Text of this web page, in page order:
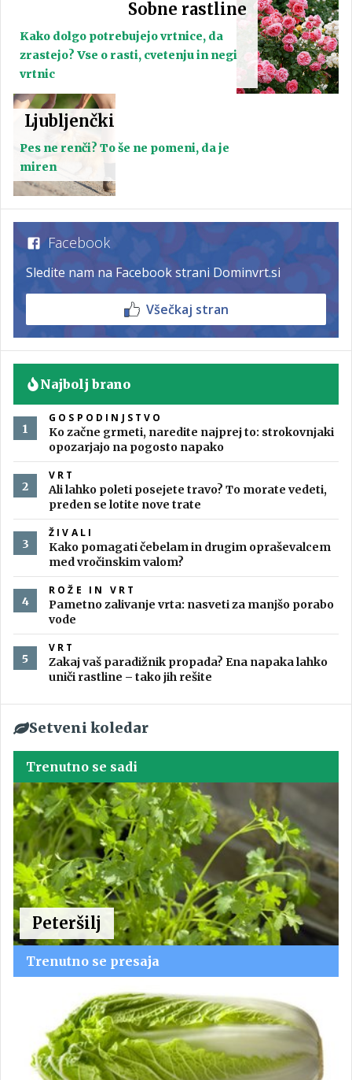
Sobne rastline
Kako dolgo potrebujejo vrtnice, da
zrastejo? Vse o rasti, cvetenju in negi
vrtnic
Ljubljenčki
Pes ne renči? To še ne pomeni, da je
miren
Facebook
Sledite nam na Facebook strani Dominvrt.si
Všečkaj stran
Najbolj brano
GOSPODINJSTVO
Ko začne grmeti, naredite najprej to: strokovnjaki
opozarjajo na pogosto napako
VRT
Ali lahko poleti posejete travo? To morate vedeti,
preden se lotite nove trate
ŽIVALI
Kako pomagati čebelam in drugim opraševalcem
med vročinskim valom?
ROŽE IN VRT
Pametno zalivanje vrta: nasveti za manjšo porabo
vode
VRT
Zakaj vaš paradižnik propada? Ena napaka lahko
uniči rastline – tako jih rešite
Setveni koledar
Trenutno se sadi
Peteršilj
Trenutno se presaja